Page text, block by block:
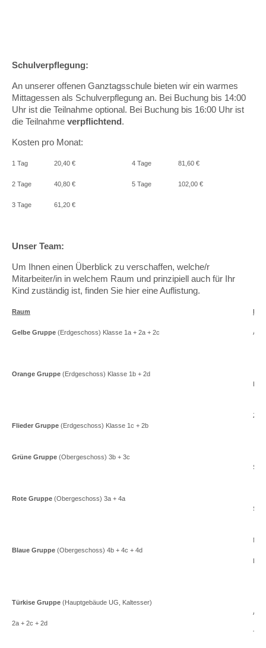
Schulverpflegung:
An unserer offenen Ganztagsschule bieten wir ein warmes
Mittagessen als Schulverpflegung an. Bei Buchung bis 14:00
Uhr ist die Teilnahme optional. Bei Buchung bis 16:00 Uhr ist
die Teilnahme verpflichtend.
Kosten pro Monat:
1 Tag 20,40 € 4 Tage 81,60 €
2 Tage 40,80 € 5 Tage 102,00 €
3 Tage 61,20 €
Unser Team:
Um Ihnen einen Überblick zu verschaffen, welche/r
Mitarbeiter/in in welchem Raum und prinzipiell auch für Ihr
Kind zuständig ist, finden Sie hier eine Auflistung.
Raum
Gelbe Gruppe (Erdgeschoss) Klasse 1a + 2a + 2c
Orange Gruppe (Erdgeschoss) Klasse 1b + 2d
Evi
Flieder Gruppe (Erdgeschoss) Klasse 1c + 2b
Grüne Gruppe (Obergeschoss) 3b + 3c
Rote Gruppe (Obergeschoss) 3a + 4a
Blaue Gruppe (Obergeschoss) 4b + 4c + 4d
Türkise Gruppe (Hauptgebäude UG, Kaltesser)
2a + 2c + 2d